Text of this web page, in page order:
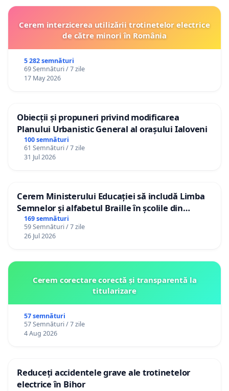
Cerem interzicerea utilizării trotinetelor electrice
de către minori în România
5 282 semnături
69 Semnături / 7 zile
17 May 2026
Obiecții și propuneri privind modificarea
Planului Urbanistic General al orașului Ialoveni
100 semnături
61 Semnături / 7 zile
31 Jul 2026
Cerem Ministerului Educației să includă Limba
Semnelor și alfabetul Braille în școlile din
Republica Moldova!
169 semnături
59 Semnături / 7 zile
26 Jul 2026
Cerem corectare corectă și transparentă la
titularizare
57 semnături
57 Semnături / 7 zile
4 Aug 2026
Reduceți accidentele grave ale trotinetelor
electrice în Bihor